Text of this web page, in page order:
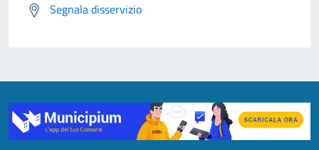
Segnala disservizio